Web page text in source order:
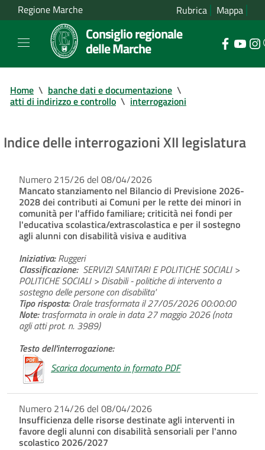
Regione Marche Rubrica Mappa
Consiglio regionale
delle Marche
Home \ banche dati e documentazione \
atti di indirizzo e controllo \ interrogazioni
Indice delle interrogazioni XII legislatura
Numero 215/26 del 08/04/2026
Mancato stanziamento nel Bilancio di Previsione 2026-
2028 dei contributi ai Comuni per le rette dei minori in
comunità per l'affido familiare; criticità nei fondi per
l'educativa scolastica/extrascolastica e per il sostegno
agli alunni con disabilità visiva e auditiva
Iniziativa:Ruggeri
Classificazione: SERVIZI SANITARI E POLITICHE SOCIALI >
POLITICHE SOCIALI > Disabili - politiche di intervento a
sostegno delle persone con disabilita'
Tipo risposta:Orale trasformata il 27/05/2026 00:00:00
Note:trasformata in orale in data 27 maggio 2026 (nota
agli atti prot. n. 3989)
Testo dell'interrogazione:
Scarica documento in formato PDF
Numero 214/26 del 08/04/2026
Insufficienza delle risorse destinate agli interventi in
favore degli alunni con disabilità sensoriali per l'anno
scolastico 2026/2027